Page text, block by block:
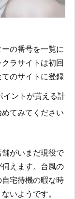
の番号を一覧に
ラサイトは初回
のサイトに登録
イントが貰える計
てみてください
がいまだ現役で
えます。台風の
宅待機の暇な時
いようです。